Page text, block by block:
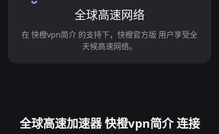
全球高速网络
在 快橙vpn简介 的支持下，快橙官方版 用户享受全
天候高速网络。
全球高速加速器 快橙vpn简介 连接